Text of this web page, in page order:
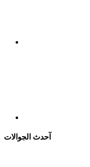
آحدث الجوالات